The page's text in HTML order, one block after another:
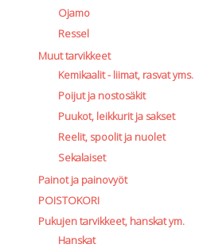
Ojamo
Ressel
Muut tarvikkeet
Kemikaalit - liimat, rasvat yms.
Poijut ja nostosäkit
Puukot, leikkurit ja sakset
Reelit, spoolit ja nuolet
Sekalaiset
Painot ja painovyöt
POISTOKORI
Pukujen tarvikkeet, hanskat ym.
Hanskat